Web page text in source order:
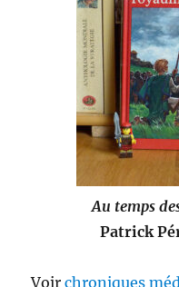
Au temps
Patrick
Voirchroniques